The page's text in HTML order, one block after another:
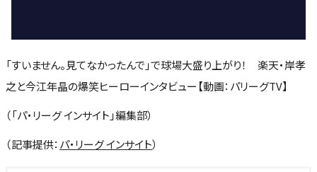
「すいません。見てなかったんで」で球場大盛り上がり！ 楽天・岸孝
之と今江年晶の爆笑ヒーローインタビュー【動画：パリーグTV】
（「パ・リーグ インサイト」編集部）
（記事提供： パ・リーグ インサイト）